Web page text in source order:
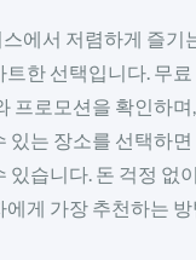
에서 저렴하게 즐기
트한 선택입니다. 무
프로모션을 확인하며,
있는 장소를 선택하
있습니다. 돈 걱정 없
게 가장 추천하는 방